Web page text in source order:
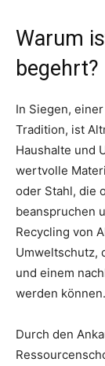
Warum
begehrt?
In Siegen,
Tradition, ist
Haushalte und
wertvolle
oder Stahl, die
beanspruchen
Recycling von
Umweltschutz,
und einem
werden können.
Durch den